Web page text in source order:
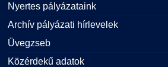
Nyertes pályázataink
Archív pályázati hírlevelek
Üvegzseb
Közérdekű adatok